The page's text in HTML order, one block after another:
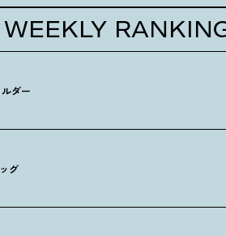
RANKING
ダー
グ